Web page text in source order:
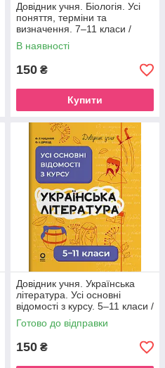
Довідник учня. Біологія. Усі
поняття, терміни та
визначення. 7–11 класи /
Маргарита Атаманчук
В наявності
150 ₴
Купити
Довідник учня. Українська
література. Усі основні
відомості з курсу. 5–11 класи /
Ольга Куцінко
Готово до відправки
150 ₴